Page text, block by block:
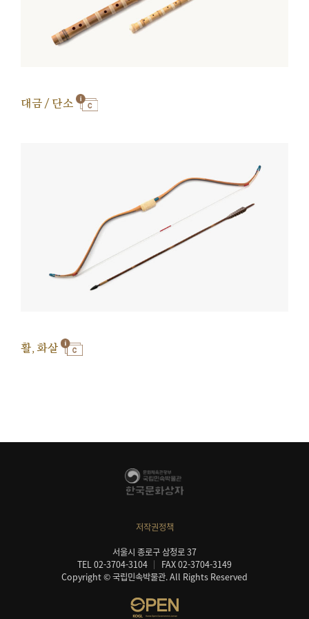
대금 / 단소
활, 화살
저작권정책
서울시 종로구 삼청로 37
TEL 02-3704-3104
FAX 02-3704-3149
Copyright © 국립민속박물관. All Rights Reserved